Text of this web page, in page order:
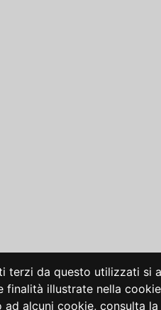
terzi da questo utilizzati si
finalità illustrate nella
alcuni cookie, consulta